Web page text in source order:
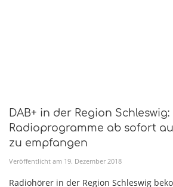
DAB+ in der Region Schleswig:
Radioprogramme ab sofort
zu empfangen
Veröffentlicht am 19. Dezember 2018
Radiohörer in der Region Schleswig